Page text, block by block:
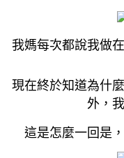
我媽每次都說我做
現在終於知道為什
外，
這是怎麼一回是